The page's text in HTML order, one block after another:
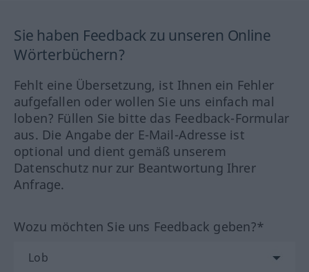
Sie haben Feedback zu unseren Online
Wörterbüchern?
Fehlt eine Übersetzung, ist Ihnen ein Fehler
aufgefallen oder wollen Sie uns einfach mal
loben? Füllen Sie bitte das Feedback-Formular
aus. Die Angabe der E-Mail-Adresse ist
optional und dient gemäß unserem
Datenschutz nur zur Beantwortung Ihrer
Anfrage.
Wozu möchten Sie uns Feedback geben?*